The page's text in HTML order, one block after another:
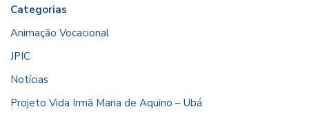
Categorias
Animação Vocacional
JPIC
Notícias
Projeto Vida Irmã Maria de Aquino – Ubá